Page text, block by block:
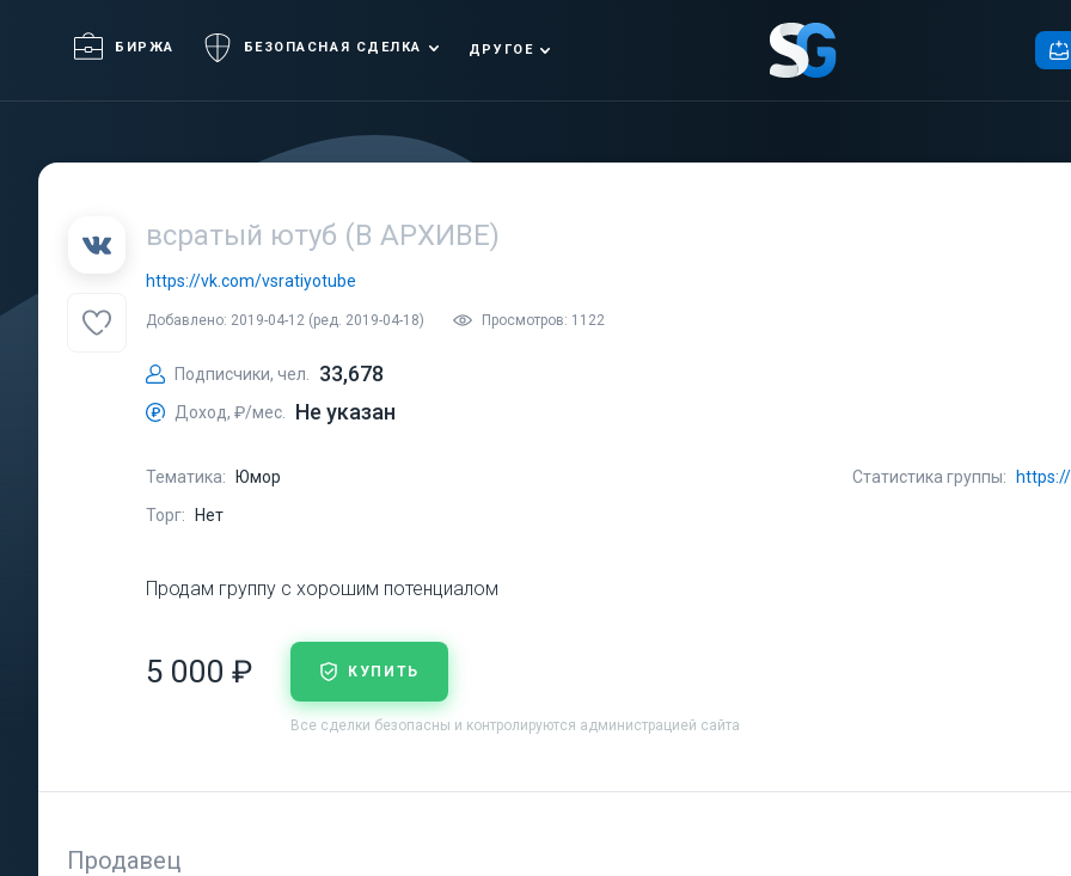
БИРЖА БЕЗОПАСНАЯ СДЕЛКА ДРУГОЕ
всратый ютуб (В АРХИВЕ)
https://vk.com/vsratiyotube
Добавлено: 2019-04-12 (ред. 2019-04-18) Просмотров: 1122
Подписчики, чел. 33,678
Доход, ₽/мес. Не указан
Тематика:
Юмор
Торг:
Нет
Статистика группы:
Продам группу с хорошим потенциалом
5 000 ₽ КУПИТЬ
Все сделки безопасны и контролируются администрацией сайта
Продавец